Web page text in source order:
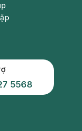
5568